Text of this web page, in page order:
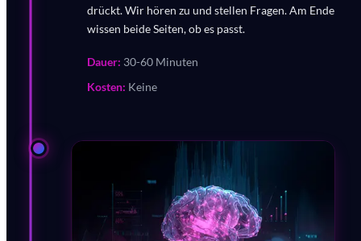
drückt. Wir hören zu und stellen Fragen. Am Ende
wissen beide Seiten, ob es passt.
Dauer: 30-60 Minuten
Kosten: Keine